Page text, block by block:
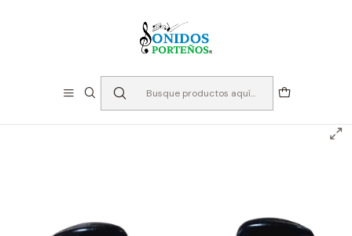
Instrumentos de Cuerda